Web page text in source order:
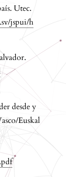
Utec.
jspui/h
desde y
Euskal